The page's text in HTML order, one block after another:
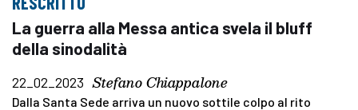
La guerra alla Messa antica svela il bluff
della sinodalità
22_02_2023 Stefano Chiappalone
Dalla Santa Sede arriva un nuovo sottile colpo al rito